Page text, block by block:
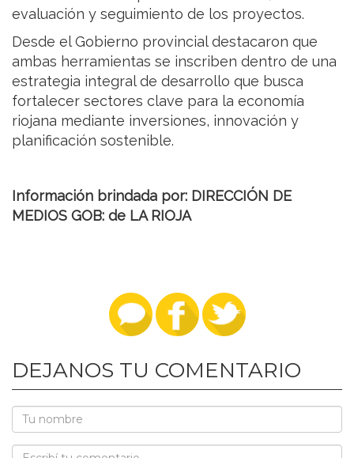
evaluación y seguimiento de los proyectos.
Desde el Gobierno provincial destacaron que
ambas herramientas se inscriben dentro de una
estrategia integral de desarrollo que busca
fortalecer sectores clave para la economía
riojana mediante inversiones, innovación y
planificación sostenible.
Información brindada por: DIRECCIÓN DE
MEDIOS GOB: de LA RIOJA
DEJANOS TU COMENTARIO